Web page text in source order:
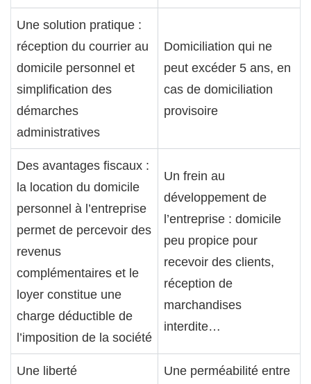
Une solution pratique :
réception du courrier au
domicile personnel et
simplification des
démarches
administratives
Domiciliation qui ne
peut excéder 5 ans, en
cas de domiciliation
provisoire
Des avantages fiscaux :
la location du domicile
personnel à l’entreprise
permet de percevoir des
revenus
complémentaires et le
loyer constitue une
charge déductible de
l’imposition de la société
Un frein au
développement de
l’entreprise : domicile
peu propice pour
recevoir des clients,
réception de
marchandises
interdite…
Une liberté
Une perméabilité entre